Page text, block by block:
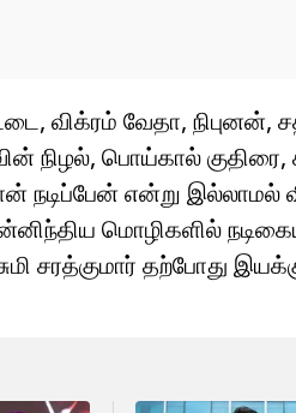
விக்ரம் வேதா, நிபுனன்,
நிழல், பொய்கால்
நடிப்பேன் என்று
மொழிகளில்
சரத்குமார் தற்போது